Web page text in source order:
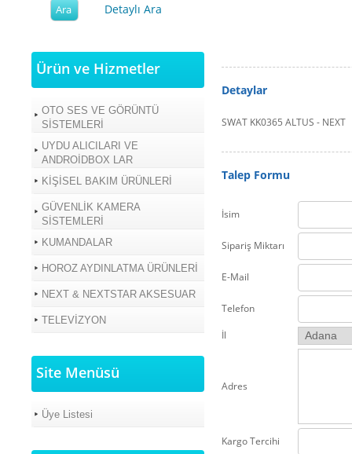
Detaylı Ara
Ürün ve Hizmetler
OTO SES VE GÖRÜNTÜ
SİSTEMLERİ
UYDU ALICILARI VE
ANDROİDBOX LAR
KİŞİSEL BAKIM ÜRÜNLERİ
GÜVENLİK KAMERA
SİSTEMLERİ
KUMANDALAR
HOROZ AYDINLATMA ÜRÜNLERİ
NEXT & NEXTSTAR AKSESUAR
TELEVİZYON
Site Menüsü
Üye Listesi
Detaylar
SWAT KK0365 ALTUS - NEXT
Talep Formu
İsim
Sipariş Miktarı
E-Mail
Telefon
İl
Adres
Kargo Tercihi